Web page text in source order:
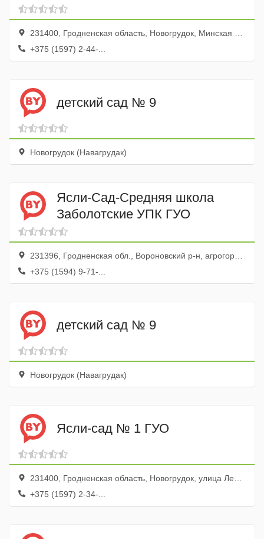
231400, Гродненская область, Новогрудок, Минская улица, 75
+375 (1597) 2-44-...
детский сад № 9
Новогрудок (Навагрудак)
Ясли-Сад-Средняя школа
Заболотские УПК ГУО
231396, Гродненская обл., Вороновский р-н, агрогородок Заболоть, ул. Советская, 26а
+375 (1594) 9-71-...
детский сад № 9
Новогрудок (Навагрудак)
Ясли-сад № 1 ГУО
231400, Гродненская область, Новогрудок, улица Ленина, 30
+375 (1597) 2-34-...